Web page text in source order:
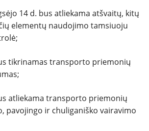
SPORTAS
PATARIMAI
14 d. bus atliekama atšvaitų, kitų
elementų naudojimo tamsiuoju
tikrinamas transporto priemonių
atliekama transporto priemonių
pavojingo ir chuliganiško vairavimo